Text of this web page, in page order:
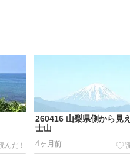
260416 山梨県側から見
士山
4ヶ月前